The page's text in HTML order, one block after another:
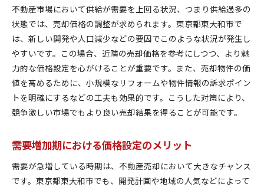
不動産市場において供給が需要を上回る状況、つまり供給過多の
状態では、売却価格の調整が求められます。東京都東大和市で
は、新しい開発や人口減少などの要因でこのような状況が発生し
やすいです。この場合、近隣の売却価格を参考にしつつ、より魅
力的な価格設定を心がけることが重要です。また、売却物件の価
値を高めるために、小規模なリフォームや物件情報の訴求ポイン
トを明確にするなどの工夫も効果的です。こうした対策により、
競争激しい市場でもより良い売却結果を得ることが可能です。
需要増加期における価格設定のメリット
需要が急増している時期は、不動産売却において大きなチャンス
です。東京都東大和市でも、開発計画や地域の人気などによって